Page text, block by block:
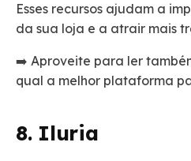
Esses recursos ajudam a
da sua loja e a atrair mais
➡️ Aproveite para ler
qual a melhor plataforma
8. Iluria